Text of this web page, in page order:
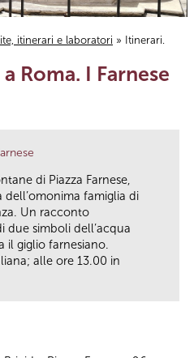
itinerari e laboratori » Itinerari.
Roma. I Farnese
di Piazza Farnese,
famiglia di
Un racconto
due simboli dell’acqua
il giglio farnesiano.
alle ore 13.00 in